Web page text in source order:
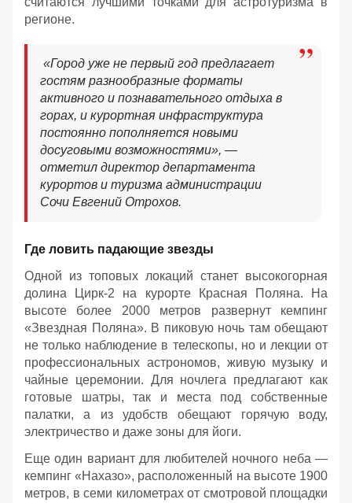
регионе.
«Город уже не первый год предлагает
гостям разнообразные форматы
активного и познавательного отдыха в
горах, и курортная инфраструктура
постоянно пополняется новыми
досуговыми возможностями», —
отметил директор департамента
курортов и туризма администрации
Сочи Евгений Отрохов.
Где ловить падающие звезды
Одной из топовых локаций станет высокогорная
долина Цирк-2 на курорте Красная Поляна. На
высоте более 2000 метров развернут кемпинг
«Звездная Поляна». В пиковую ночь там обещают
не только наблюдение в телескопы, но и лекции от
профессиональных астрономов, живую музыку и
чайные церемонии. Для ночлега предлагают как
готовые шатры, так и места под собственные
палатки, а из удобств обещают горячую воду,
электричество и даже зоны для йоги.
Еще один вариант для любителей ночного неба —
кемпинг «Нахазо», расположенный на высоте 1900
метров, в семи километрах от смотровой площадки